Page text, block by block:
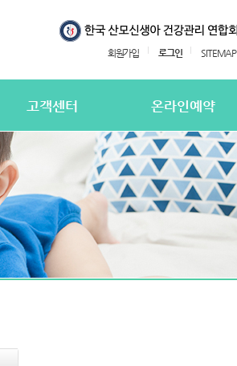
회원가입 로그인 SITEMAP
고객센터
공지사항
문의하기
이용후기
자주하는질문
상담신청
상담신청 확인
온라인예약
온라인예약
온라인 예약확인